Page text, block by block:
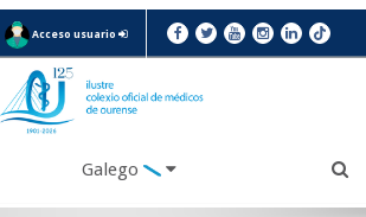
Acceso usuario
Galego